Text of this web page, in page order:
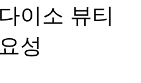
이소 뷰티
성